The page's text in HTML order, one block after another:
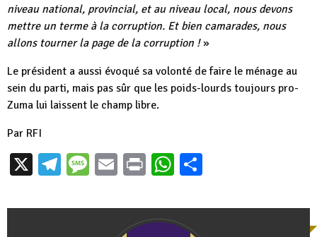
niveau national, provincial, et au niveau local, nous devons
mettre un terme à la corruption. Et bien camarades, nous
allons tourner la page de la corruption !»
Le président a aussi évoqué sa volonté de faire le ménage au
sein du parti, mais pas sûr que les poids-lourds toujours pro-
Zuma lui laissent le champ libre.
Par RFI
X Telegram
Message
EmailPrintWhatsApp